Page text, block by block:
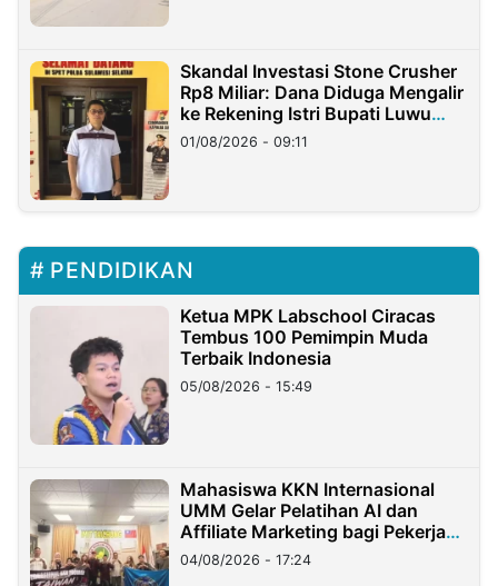
Skandal Investasi Stone Crusher
Rp8 Miliar: Dana Diduga Mengalir
ke Rekening Istri Bupati Luwu
Timur
01/08/2026 - 09:11
PENDIDIKAN
Ketua MPK Labschool Ciracas
Tembus 100 Pemimpin Muda
Terbaik Indonesia
05/08/2026 - 15:49
Mahasiswa KKN Internasional
UMM Gelar Pelatihan AI dan
Affiliate Marketing bagi Pekerja
Migran Indonesia di Taiwan
04/08/2026 - 17:24